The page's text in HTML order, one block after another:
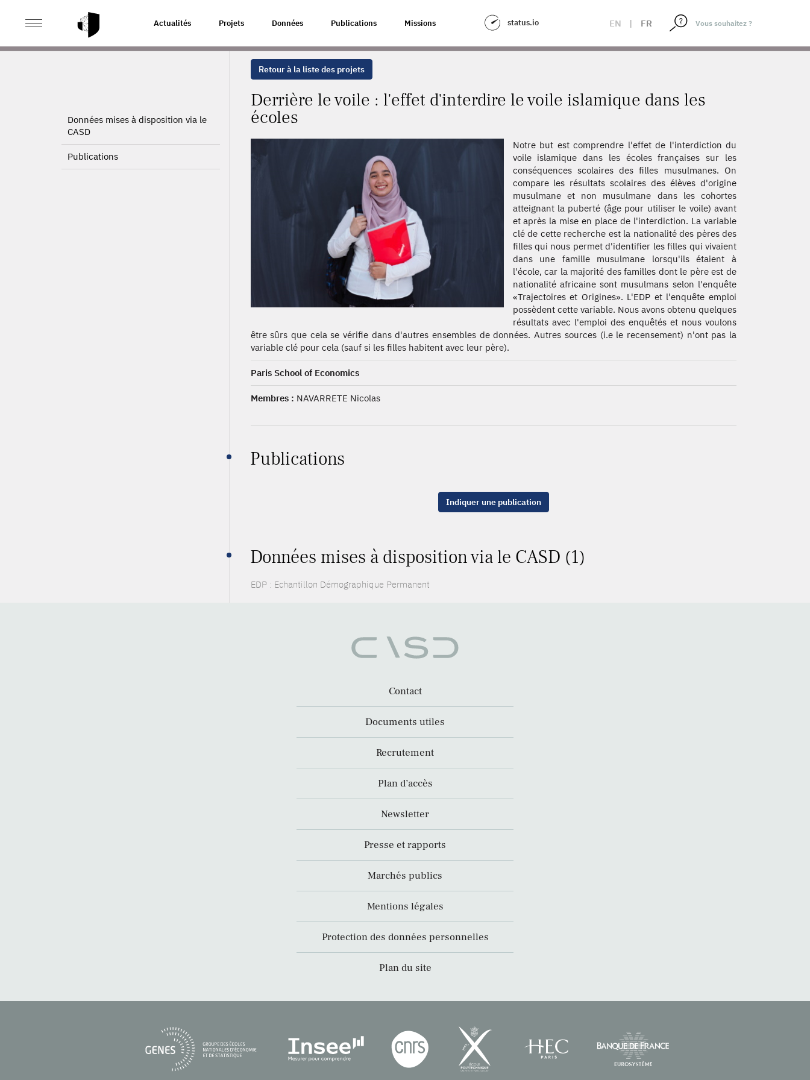
Actualités Projets Données Publications Missions status.io EN | FR
ACCUEIL DERRIÈRE LE VOILE : L'EFFET D'INTERDIRE LE VOILE ISLAMIQUE DANS LES ÉCOLES
Données mises à disposition via le
CASD
Publications
Retour à la liste des projets
Derrière le voile : l'effet d'interdire le voile islamique dans les
écoles
Notre but est comprendre l'effet de l'interdiction du
voile islamique dans les écoles françaises sur les
conséquences scolaires des filles musulmanes. On
compare les résultats scolaires des élèves d'origine
musulmane et non musulmane dans les cohortes
atteignant la puberté (âge pour utiliser le voile) avant
et après la mise en place de l'interdiction. La variable
clé de cette recherche est la nationalité des pères des
filles qui nous permet d'identifier les filles qui vivaient
dans une famille musulmane lorsqu'ils étaient à
l'école, car la majorité des familles dont le père est de
nationalité africaine sont musulmans selon l'enquête
«Trajectoires et Origines». L'EDP et l'enquête emploi
possèdent cette variable. Nous avons obtenu quelques
résultats avec l'emploi des enquêtés et nous voulons
être sûrs que cela se vérifie dans d'autres ensembles de données. Autres sources (i.e le recensement) n'ont pas la
variable clé pour cela (sauf si les filles habitent avec leur père).
Paris School of Economics
Membres : NAVARRETE Nicolas
Publications
Indiquer une publication
Données mises à disposition via le CASD (1)
EDP : Echantillon Démographique Permanent
Contact
Documents utiles
Recrutement
Plan d’accès
Newsletter
Presse et rapports
Marchés publics
Mentions légales
Protection des données personnelles
Plan du site